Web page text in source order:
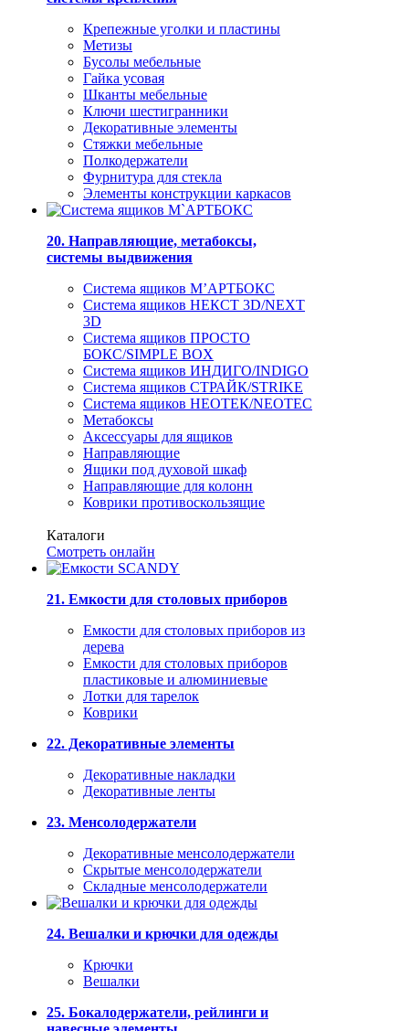
Крепежные уголки и пластины
Метизы
Бусолы мебельные
Гайка усовая
Шканты мебельные
Ключи шестигранники
Декоративные элементы
Стяжки мебельные
Полкодержатели
Фурнитура для стекла
Элементы конструкции каркасов
20. Направляющие, метабоксы,
системы выдвижения
Система ящиков М’АРТБОКС
Система ящиков НЕКСТ 3D/NEXT
3D
Система ящиков ПРОСТО
БОКС/SIMPLE BOX
Система ящиков ИНДИГО/INDIGO
Система ящиков СТРАЙК/STRIKE
Система ящиков НЕОТЕК/NEOTEC
Метабоксы
Аксессуары для ящиков
Направляющие
Ящики под духовой шкаф
Направляющие для колонн
Коврики противоскользящие
Каталоги
Смотреть онлайн
21. Емкости для столовых приборов
Емкости для столовых приборов из
дерева
Емкости для столовых приборов
пластиковые и алюминиевые
Лотки для тарелок
Коврики
22. Декоративные элементы
Декоративные накладки
Декоративные ленты
23. Менсолодержатели
Декоративные менсолодержатели
Скрытые менсолодержатели
Складные менсолодержатели
24. Вешалки и крючки для одежды
Крючки
Вешалки
25. Бокалодержатели, рейлинги и